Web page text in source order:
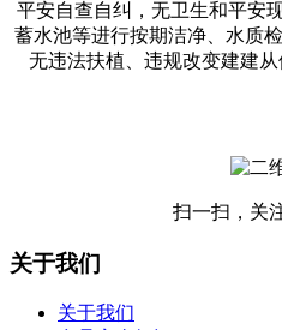
平安自查自纠，无卫生和平安
蓄水池等进行按期洁净、水质
无违法扶植、违规改变建建从
扫一扫，关
关于我们
关于我们